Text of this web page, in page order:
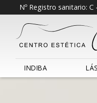
Nº Registro sanitario: C
INDIBA